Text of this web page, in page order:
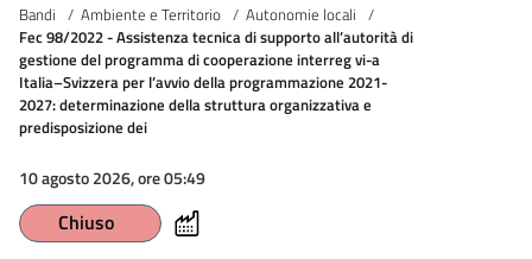
Bandi / Ambiente e Territorio / Autonomie locali /
Fec 98/2022 - Assistenza tecnica di supporto all’autorità di
gestione del programma di cooperazione interreg vi-a
Italia–Svizzera per l’avvio della programmazione 2021-
2027: determinazione della struttura organizzativa e
predisposizione dei
10 agosto 2026, ore 05:49
Chiuso